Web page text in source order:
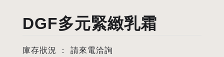
DGF多元緊緻乳霜
庫存狀況 ： 請來電洽詢